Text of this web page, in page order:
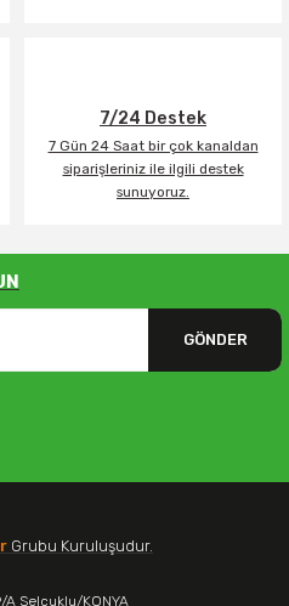
7/24 Destek
7 Gün 24 Saat bir çok kanaldan
siparişleriniz ile ilgili destek
sunuyoruz.
GÖNDER
Grubu Kuruluşudur.
A Selçuklu/KONYA